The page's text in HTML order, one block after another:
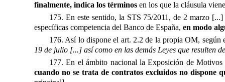
finalmente, indica los términos en los que la cláusula
175. En este sentido, la STS 75/2011, de 2 marzo
específicas competencia del Banco de España, en modo
176. Así lo dispone el art. 2.2 de la propia OM, según
19 de julio [...] así como en las demás Leyes que resulten
177. En el ámbito nacional la Exposición de
cuando no se trata de contratos excluidos no dispone